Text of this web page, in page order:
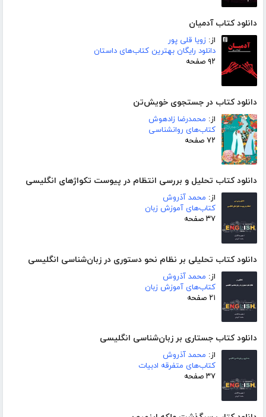
دانلود کتاب آدمیان
از: زویا قلی پور
دانلود رایگان بهترین کتاب‌های داستان
۹۲ صفحه
دانلود کتاب در جستجوی خویش‌تن
از: محمدرضا زادهوش
کتاب‌های روانشناسی
۷۲ صفحه
دانلود کتاب تحلیل و بررسی انتظام در پیوست تکواژهای انگلیسی
از: محمد آذروش
کتاب‌های آموزش زبان
۳۷ صفحه
دانلود کتاب تحلیلی بر نظام نحو دستوری در زبان‌شناسی انگلیسی
از: محمد آذروش
کتاب‌های آموزش زبان
۲۱ صفحه
دانلود کتاب جستاری بر زبان‌شناسی انگلیسی
از: محمد آذروش
کتاب‌های متفرقه ادبیات
۳۷ صفحه